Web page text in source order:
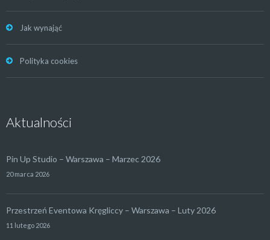
Jak wynająć
Polityka cookies
Aktualności
Pin Up Studio – Warszawa – Marzec 2026
20 marca 2026
Przestrzeń Eventowa Kręgliccy – Warszawa – Luty 2026
11 lutego 2026